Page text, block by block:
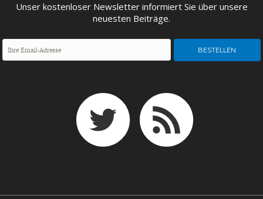
UNGLEICHHEIT UND
MACHT
EUROPA
Unser kostenloser Newsletter informiert Sie über unsere
neuesten Beiträge.